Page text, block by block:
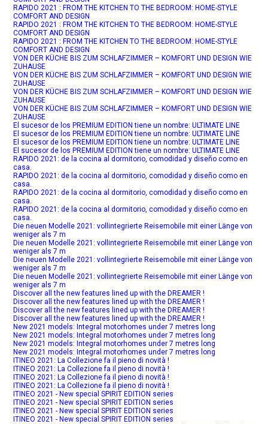
RAPIDO 2021 : FROM THE KITCHEN TO THE BEDROOM: HOME-STYLE
COMFORT AND DESIGN
RAPIDO 2021 : FROM THE KITCHEN TO THE BEDROOM: HOME-STYLE
COMFORT AND DESIGN
RAPIDO 2021 : FROM THE KITCHEN TO THE BEDROOM: HOME-STYLE
COMFORT AND DESIGN
VON DER KÜCHE BIS ZUM SCHLAFZIMMER – KOMFORT UND DESIGN WIE
ZUHAUSE
VON DER KÜCHE BIS ZUM SCHLAFZIMMER – KOMFORT UND DESIGN WIE
ZUHAUSE
VON DER KÜCHE BIS ZUM SCHLAFZIMMER – KOMFORT UND DESIGN WIE
ZUHAUSE
VON DER KÜCHE BIS ZUM SCHLAFZIMMER – KOMFORT UND DESIGN WIE
ZUHAUSE
El sucesor de los PREMIUM EDITION tiene un nombre: ULTIMATE LINE
El sucesor de los PREMIUM EDITION tiene un nombre: ULTIMATE LINE
El sucesor de los PREMIUM EDITION tiene un nombre: ULTIMATE LINE
El sucesor de los PREMIUM EDITION tiene un nombre: ULTIMATE LINE
RAPIDO 2021: de la cocina al dormitorio, comodidad y diseño como en
casa.
RAPIDO 2021: de la cocina al dormitorio, comodidad y diseño como en
casa.
RAPIDO 2021: de la cocina al dormitorio, comodidad y diseño como en
casa.
RAPIDO 2021: de la cocina al dormitorio, comodidad y diseño como en
casa.
Die neuen Modelle 2021: vollintegrierte Reisemobile mit einer Länge von
weniger als 7 m
Die neuen Modelle 2021: vollintegrierte Reisemobile mit einer Länge von
weniger als 7 m
Die neuen Modelle 2021: vollintegrierte Reisemobile mit einer Länge von
weniger als 7 m
Die neuen Modelle 2021: vollintegrierte Reisemobile mit einer Länge von
weniger als 7 m
Discover all the new features lined up with the DREAMER !
Discover all the new features lined up with the DREAMER !
Discover all the new features lined up with the DREAMER !
Discover all the new features lined up with the DREAMER !
New 2021 models: Integral motorhomes under 7 metres long
New 2021 models: Integral motorhomes under 7 metres long
New 2021 models: Integral motorhomes under 7 metres long
New 2021 models: Integral motorhomes under 7 metres long
ITINEO 2021: La Collezione fa il pieno di novità !
ITINEO 2021: La Collezione fa il pieno di novità !
ITINEO 2021: La Collezione fa il pieno di novità !
ITINEO 2021: La Collezione fa il pieno di novità !
ITINEO 2021 - New special SPIRIT EDITION series
ITINEO 2021 - New special SPIRIT EDITION series
ITINEO 2021 - New special SPIRIT EDITION series
ITINEO 2021 - New special SPIRIT EDITION series